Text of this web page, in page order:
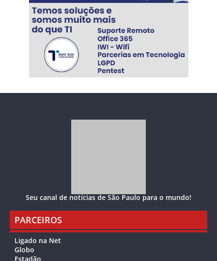
Seu canal de notícias de São Paulo para o mundo!
PARCEIROS
Ligado na Net
Globo
Estadão